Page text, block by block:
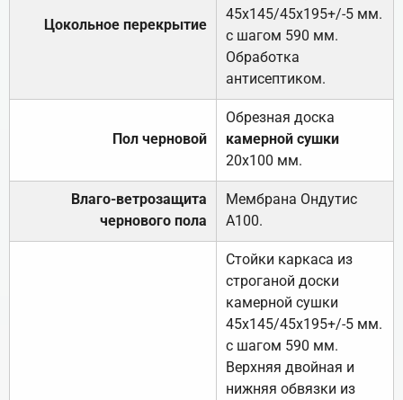
Цокольное перекрытие
45х145/45х195+/-5 мм.
с шагом 590 мм.
Обработка
антисептиком.
Пол черновой
Обрезная доска
камерной сушки
20х100 мм.
Влаго-ветрозащита
чернового пола
Мембрана Ондутис
А100.
Стойки каркаса из
строганой доски
камерной сушки
45х145/45х195+/-5 мм.
с шагом 590 мм.
Верхняя двойная и
нижняя обвязки из